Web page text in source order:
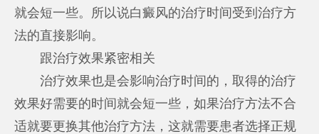
就会短一些。所以说白癜风的治疗时间受到治疗方
法的直接影响。
跟治疗效果紧密相关
治疗效果也是会影响治疗时间的，取得的治疗
效果好需要的时间就会短一些，如果治疗方法不合
适就要更换其他治疗方法，这就需要患者选择正规